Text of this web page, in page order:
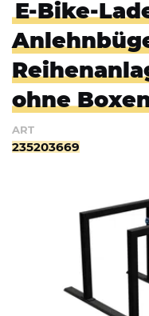
E-Bike-
ohne
ART
235203669